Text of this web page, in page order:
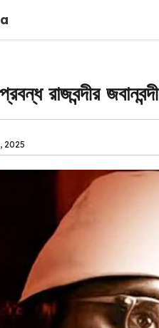
রাজবন্দীর জবানবন্দী
2025